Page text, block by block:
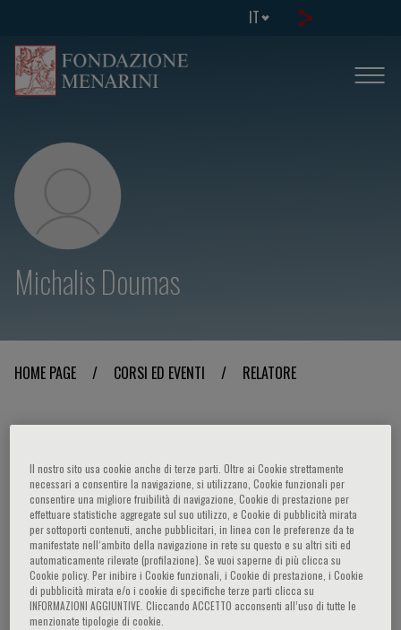
IT
Michalis Doumas
HOME PAGE / CORSI ED EVENTI / RELATORE
Michalis Doumas
Partecipazioni del relatore
Il nostro sito usa cookie anche di terze parti. Oltre ai Cookie strettamente
necessari a consentire la navigazione, si utilizzano, Cookie funzionali per
consentire una migliore fruibilità di navigazione, Cookie di prestazione per
effettuare statistiche aggregate sul suo utilizzo, e Cookie di pubblicità mirata
per sottoporti contenuti, anche pubblicitari, in linea con le preferenze da te
manifestate nell‘ambito della navigazione in rete su questo e su altri siti ed
automaticamente rilevate (profilazione). Se vuoi saperne di più clicca su
Cookie policy. Per inibire i Cookie funzionali, i Cookie di prestazione, i Cookie
di pubblicità mirata e/o i cookie di specifiche terze parti clicca su
INFORMAZIONI AGGIUNTIVE. Cliccando ACCETTO acconsenti all’uso di tutte le
menzionate tipologie di cookie.